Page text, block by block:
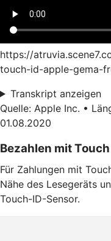
https://
touch-id-apple-gema-
Transkript anzeigen
Quelle: Apple Inc. •
01.08.2020
Bezahlen mit Touch
Für Zahlungen mit
Nähe des Lesegeräts
Touch-ID-Sensor.